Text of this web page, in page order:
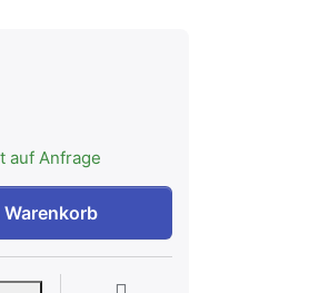
auf Anfrage
Combi Mikrowelle Pyrolyse
Warenkorb